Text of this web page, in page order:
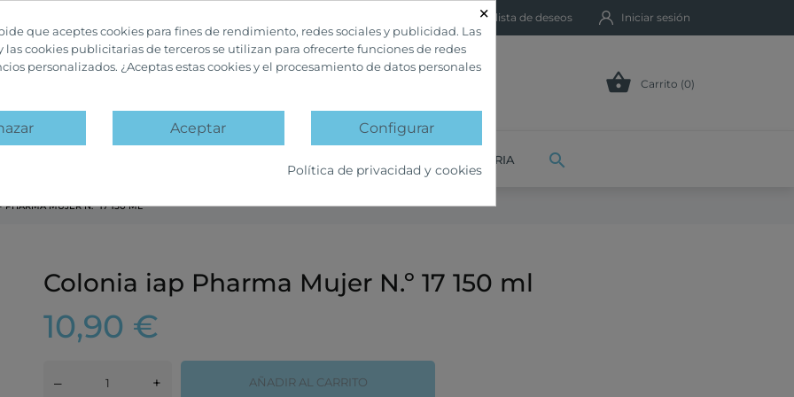
Mi lista de deseos Iniciar sesión
 Carrito (0)
VETERINARIA 
PHARMA MUJER N.º 17 150 ML
Colonia iap Pharma Mujer N.º 17 150 ml
10,90 €
– + AÑADIR AL CARRITO
×
que aceptes cookies para fines de rendimiento, redes sociales y publicidad. Las
las cookies publicitarias de terceros se utilizan para ofrecerte funciones de redes
personalizados. ¿Aceptas estas cookies y el procesamiento de datos personales
Aceptar Configurar
Política de privacidad y cookies